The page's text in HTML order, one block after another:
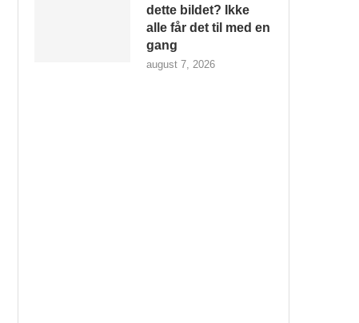
dette bildet? Ikke
alle får det til med en
gang
august 7, 2026